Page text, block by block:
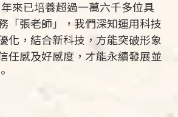
年來已培養超過一萬六千多位具
「張老師」，我們深知運用科技
化，結合新科技，方能突破形象
任感及好感度，才能永續發展並